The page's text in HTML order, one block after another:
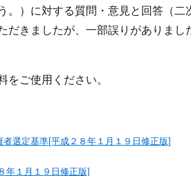
。）に対する質問・意見と回答（
だきましたが、一部誤りがありま
ご使用ください。
選定基準[平成２８年１月１９日修正版]
年１月１９日修正版]